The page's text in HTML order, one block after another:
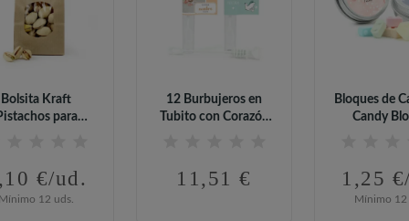
Bolsita Kraft
para
€/ud.
12 uds.
12 Burbujeros en
Tubito con Corazón
11,51 €
Bloques de
Candy
1,25
Mínimo 12